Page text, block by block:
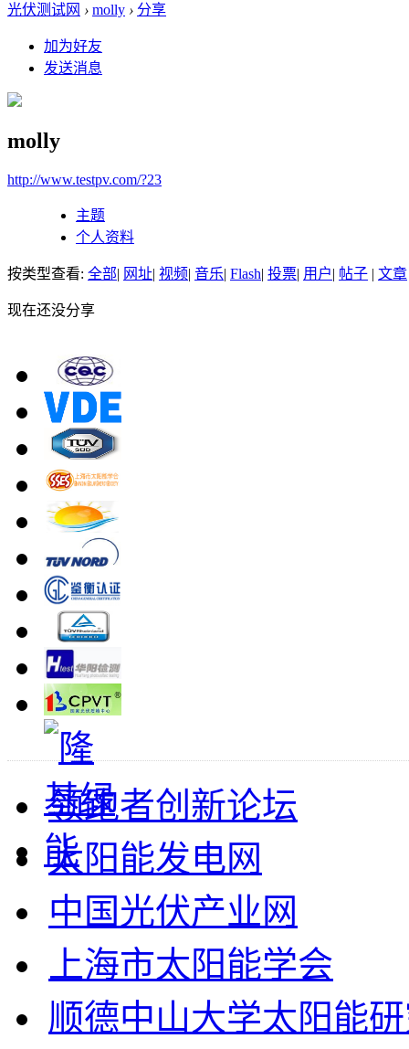
光伏测试网 › molly › 分享
加为好友
发送消息
molly
http://www.testpv.com/?23
主题
个人资料
按类型查看: 全部| 网址| 视频| 音乐| Flash| 投票| 用户| 帖子 | 文章
现在还没分享
领跑者创新论坛
太阳能发电网
中国光伏产业网
上海市太阳能学会
顺德中山大学太阳能